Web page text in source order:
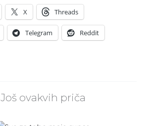
X Threads
Telegram Reddit
Još ovakvih priča